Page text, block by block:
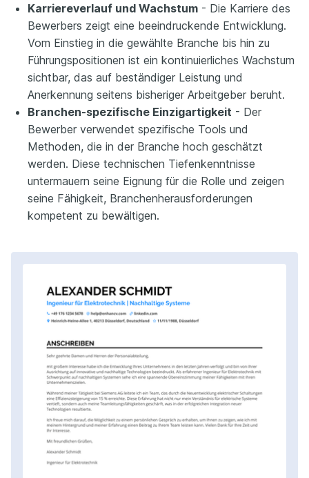
Karriereverlauf und Wachstum - Die Karriere des
Bewerbers zeigt eine beeindruckende Entwicklung.
Vom Einstieg in die gewählte Branche bis hin zu
Führungspositionen ist ein kontinuierliches Wachstum
sichtbar, das auf beständiger Leistung und
Anerkennung seitens bisheriger Arbeitgeber beruht.
Branchen-spezifische Einzigartigkeit - Der
Bewerber verwendet spezifische Tools und
Methoden, die in der Branche hoch geschätzt
werden. Diese technischen Tiefenkenntnisse
untermauern seine Eignung für die Rolle und zeigen
seine Fähigkeit, Branchenherausforderungen
kompetent zu bewältigen.